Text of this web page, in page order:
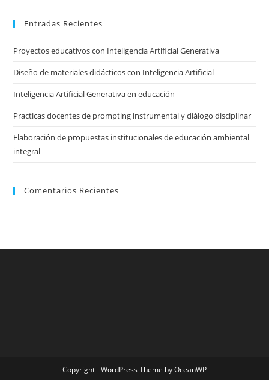
Entradas Recientes
Proyectos educativos con Inteligencia Artificial Generativa
Diseño de materiales didácticos con Inteligencia Artificial
Inteligencia Artificial Generativa en educación
Practicas docentes de prompting instrumental y diálogo disciplinar
Elaboración de propuestas institucionales de educación ambiental
integral
Comentarios Recientes
Copyright - WordPress Theme by OceanWP